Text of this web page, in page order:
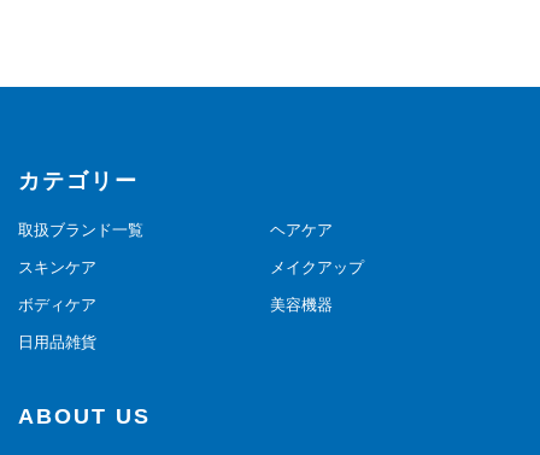
カテゴリー
取扱ブランド一覧 ヘアケア
スキンケア メイクアップ
ボディケア 美容機器
日用品雑貨
ABOUT US